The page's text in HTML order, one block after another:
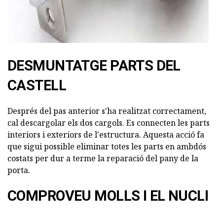
DESMUNTATGE PARTS DEL
CASTELL
Després del pas anterior s'ha realitzat correctament,
cal descargolar els dos cargols. Es connecten les parts
interiors i exteriors de l'estructura. Aquesta acció fa
que sigui possible eliminar totes les parts en ambdós
costats per dur a terme la reparació del pany de la
porta.
COMPROVEU MOLLS I EL NUCLI